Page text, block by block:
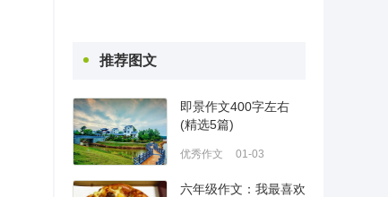
推荐图文
即景作文400字左右
(精选5篇)
优秀作文 01-03
六年级作文：我最喜欢